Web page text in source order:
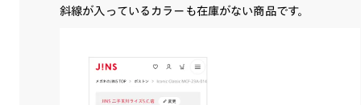
斜線が入っているカラーも在庫がない商品です。